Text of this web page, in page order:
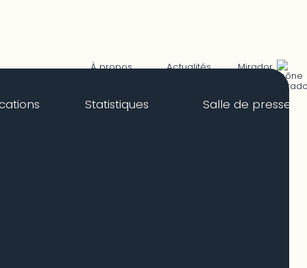
À propos Actualités Mirador
Statistiques Salle de presse